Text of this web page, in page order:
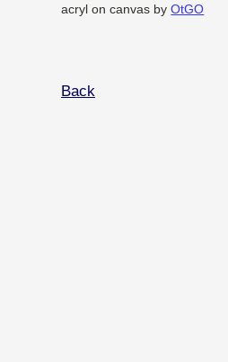
acryl on canvas byOtGO
Back